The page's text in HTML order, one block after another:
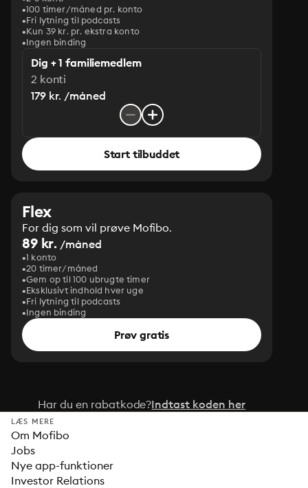
100 timer/måned pr. konto
Fri lytning til podcasts
Kun 39 kr. pr. ekstra konto
Ingen binding
Dig + 1 familiemedlem
2 konti
179 kr. /måned
Start tilbuddet
Flex
For dig som vil prøve Mofibo.
89 kr. /måned
1 konto
20 timer/måned
Gem op til 100 ubrugte timer
Eksklusivt indhold hver uge
Fri lytning til podcasts
Ingen binding
Prøv gratis
Har du en rabatkode?Indtast koden her
LÆS MERE
Om Mofibo
Jobs
Nye app-funktioner
Investor Relations